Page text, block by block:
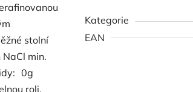
stolní
min.
0g
roli.
Kategorie
EAN